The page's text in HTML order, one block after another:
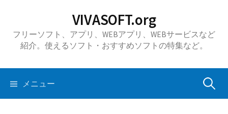
VIVASOFT.org
フリーソフト、アプリ、WEBアプリ、WEBサービスなど
紹介。使えるソフト・おすすめソフトの特集など。
メニュー 検